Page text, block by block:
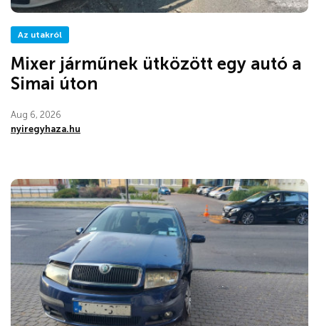
Az utakról
Mixer járműnek ütközött egy autó a
Simai úton
Aug 6, 2026
nyiregyhaza.hu